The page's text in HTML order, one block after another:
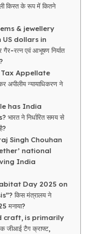
किस्त के रूप में कितने
& jewellery
dollars in
रत्न एवं आभूषण निर्यात
Appellate
न्यायाधिकरण ने
has India
ने निर्धारित समय से
Singh Chouhan
national
India
Day 2025 on
किस मंत्रालय ने
मनाया?
craft, is primarily
टैग क्राफ्ट,